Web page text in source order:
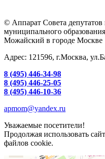
© Аппарат Совета депутатов
муниципального
Можайский в городе Москве
Адрес: 121596, г.Москва,
8 (495) 446-34-98
8 (495) 446-25-05
8 (495) 446-10-36
apmom@yandex.ru
Уважаемые посетители!
Продолжая использовать
файлов cookie.